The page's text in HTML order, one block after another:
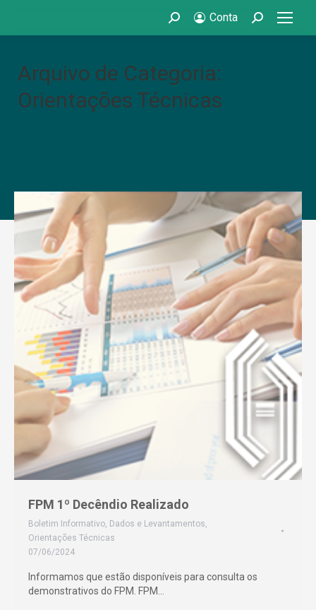
Search: Conta Search:
Arquivo de Categoria:
Orientações Técnicas
FPM 1º Decêndio Realizado
Boletim Informativo, Dados e Levantamentos,
Orientações Técnicas
07/06/2024
Informamos que estão disponíveis para consulta os
demonstrativos do FPM. FPM…